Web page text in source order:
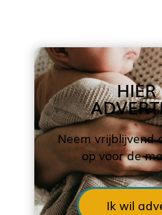
Neem vrijblijvend
op voor de
Ik wil